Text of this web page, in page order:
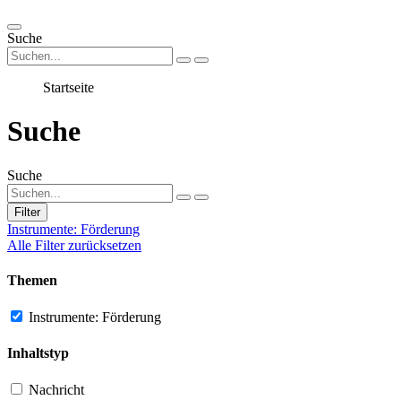
Suche
Startseite
Suche
Suche
Filter
Instrumente: Förderung
Alle Filter zurücksetzen
Themen
Instrumente: Förderung
Inhaltstyp
Nachricht